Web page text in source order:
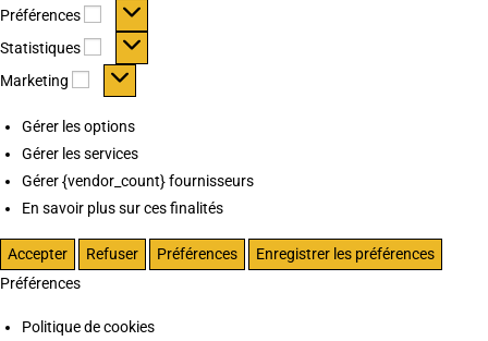
Préférences
Préférences
Statistiques Statistiques
Marketing Marketing
Gérer les options
Gérer les services
Gérer {vendor_count} fournisseurs
En savoir plus sur ces finalités
Accepter Refuser Préférences
Enregistrer les préférences
Préférences
Politique de cookies